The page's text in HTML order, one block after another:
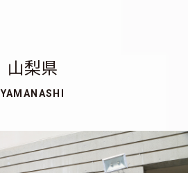
山梨県
YAMANASHI